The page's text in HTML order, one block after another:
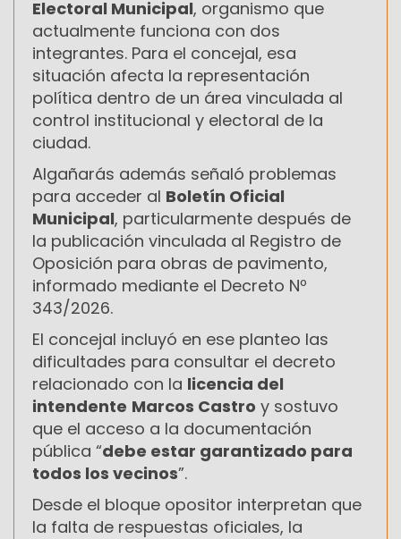
Electoral Municipal, organismo que
actualmente funciona con dos
integrantes. Para el concejal, esa
situación afecta la representación
política dentro de un área vinculada al
control institucional y electoral de la
ciudad.
Algañarás además señaló problemas
para acceder al Boletín Oficial
Municipal, particularmente después de
la publicación vinculada al Registro de
Oposición para obras de pavimento,
informado mediante el Decreto Nº
343/2026.
El concejal incluyó en ese planteo las
dificultades para consultar el decreto
relacionado con la licencia del
intendente Marcos Castro y sostuvo
que el acceso a la documentación
pública “debe estar garantizado para
todos los vecinos”.
Desde el bloque opositor interpretan que
la falta de respuestas oficiales, la